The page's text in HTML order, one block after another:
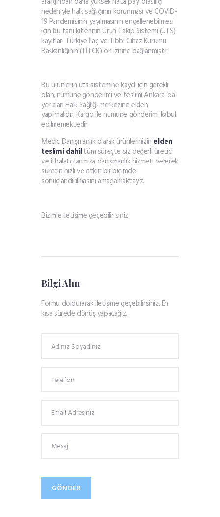
nedeniyle halk sağlığının korunması ve COVID-
19 Pandemisinin yayılmasının engellenebilmesi
için bu tanı kitlerinin Ürün Takip Sistemi (ÜTS)
kayıtları Türkiye İlaç ve Tıbbi Cihaz Kurumu
Başkanlığının (TİTCK) ön iznine bağlanmıştır.
Bu ürünlerin üts sistemine kaydı için gerekli
olan, numune gönderimi ve teslimi Ankara ‘da
yer alan Halk Sağlığı merkezine elden
yapılmalıdır. Kargo ile numune gönderimi kabul
edilmemektedir.
Medic Danışmanlık olarak ürünlerinizin elden
teslimi dahiltüm süreçte siz değerli üretici
ve ithalatçılarımıza danışmanlık hizmeti vererek
sürecin hızlı ve etkin bir biçimde
sonuçlandırılmasını amaçlamaktayız.
Bizimle iletişime geçebilir siniz.
Bilgi Alın
Formu doldurarak iletişime geçebilirsiniz. En
kısa sürede dönüş yapacağız.